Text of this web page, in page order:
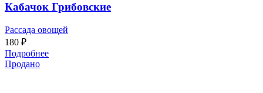
Кабачок Грибовские
Рассада овощей
180 ₽
Подробнее
Продано